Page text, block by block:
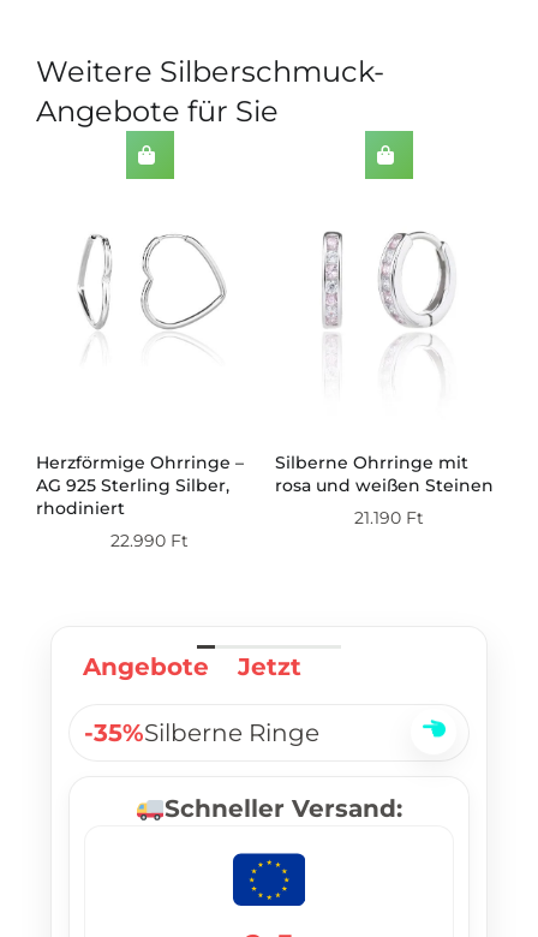
Weitere Silberschmuck-
Angebote für Sie
Herzförmige Ohrringe –
AG 925 Sterling Silber,
rhodiniert
22.990 Ft
Silberne Ohrringe mit
rosa und weißen Steinen
21.190 Ft
Angebote Jetzt
-35%Silberne Ringe
Schneller Versand: